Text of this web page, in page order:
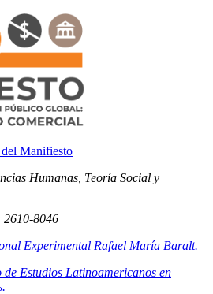
Manifiesto
Humanas, Teoría Social y
2610-8046
Experimental Rafael María Baralt.
Estudios Latinoamericanos en